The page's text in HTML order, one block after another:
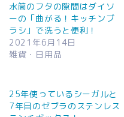
水筒のフタの隙間はダイソ
ーの「曲がる！キッチンブ
ラシ」で洗うと便利！
2021年6月14日
雑貨・日用品
25年使っているシーガルと
7年目のゼブラのステンレス